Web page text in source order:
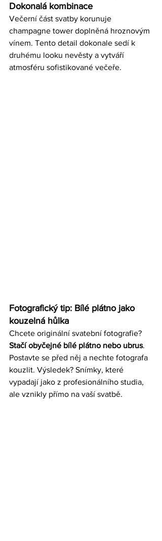
Dokonalá kombinace
Večerní část svatby korunuje
champagne tower doplněná hroznovým
vínem. Tento detail dokonale sedí k
druhému looku nevěsty a vytváří
atmosféru sofistikované večeře.
Fotografický tip: Bílé plátno jako
kouzelná hůlka
Chcete originální svatební fotografie?
Stačí obyčejné bílé plátno nebo ubrus.
Postavte se před něj a nechte fotografa
kouzlit. Výsledek? Snímky, které
vypadají jako z profesionálního studia,
ale vznikly přímo na vaší svatbě.